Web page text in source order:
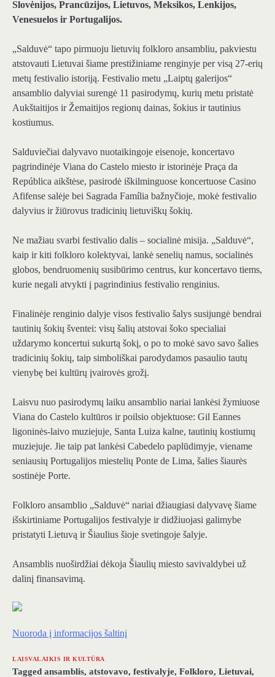
Slovėnijos, Prancūzijos, Lietuvos, Meksikos, Lenkijos,
Venesuelos ir Portugalijos.
„Salduvė“ tapo pirmuoju lietuvių folkloro ansambliu, pakviestu
atstovauti Lietuvai šiame prestižiniame renginyje per visą 27-erių
metų festivalio istoriją. Festivalio metu „Laiptų galerijos“
ansamblio dalyviai surengė 11 pasirodymų, kurių metu pristatė
Aukštaitijos ir Žemaitijos regionų dainas, šokius ir tautinius
kostiumus.
Salduviečiai dalyvavo nuotaikingoje eisenoje, koncertavo
pagrindinėje Viana do Castelo miesto ir istorinėje Praça da
República aikštėse, pasirodė iškilminguose koncertuose Casino
Afifense salėje bei Sagrada Família bažnyčioje, mokė festivalio
dalyvius ir žiūrovus tradicinių lietuviškų šokių.
Ne mažiau svarbi festivalio dalis – socialinė misija. „Salduvė“,
kaip ir kiti folkloro kolektyvai, lankė senelių namus, socialinės
globos, bendruomenių susibūrimo centrus, kur koncertavo tiems,
kurie negali atvykti į pagrindinius festivalio renginius.
Finalinėje renginio dalyje visos festivalio šalys susijungė bendrai
tautinių šokių šventei: visų šalių atstovai šoko specialiai
uždarymo koncertui sukurtą šokį, o po to mokė savo savo šalies
tradicinių šokių, taip simboliškai parodydamos pasaulio tautų
vienybę bei kultūrų įvairovės grožį.
Laisvu nuo pasirodymų laiku ansamblio nariai lankėsi žymiuose
Viana do Castelo kultūros ir poilsio objektuose: Gil Eannes
ligoninės-laivo muziejuje, Santa Luiza kalne, tautinių kostiumų
muziejuje. Jie taip pat lankėsi Cabedelo paplūdimyje, viename
seniausių Portugalijos miestelių Ponte de Lima, šalies šiaurės
sostinėje Porte.
Folkloro ansamblio „Salduvė“ nariai džiaugiasi dalyvavę šiame
išskirtiniame Portugalijos festivalyje ir didžiuojasi galimybe
pristatyti Lietuvą ir Šiaulius šioje svetingoje šalyje.
Ansamblis nuoširdžiai dėkoja Šiaulių miesto savivaldybei už
dalinį finansavimą.
Nuoroda į informacijos šaltinį
LAISVALAIKIS IR KULTŪRA
Tagged ansamblis, atstovavo, festivalyje, Folkloro, Lietuvai,